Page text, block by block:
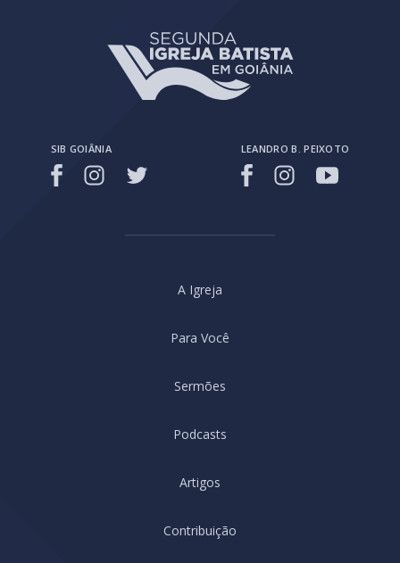
SIB GOIÂNIA LEANDRO B. PEIXOTO
A Igreja
Para Você
Sermões
Podcasts
Artigos
Contribuição